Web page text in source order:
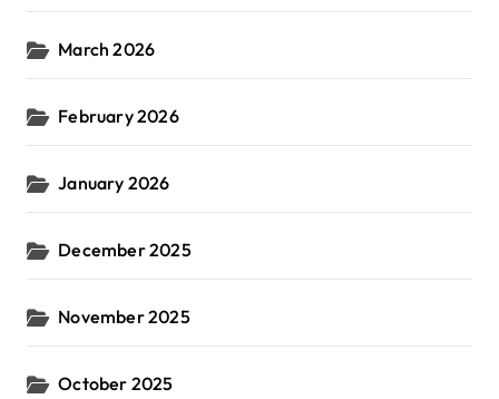
March 2026
February 2026
January 2026
December 2025
November 2025
October 2025